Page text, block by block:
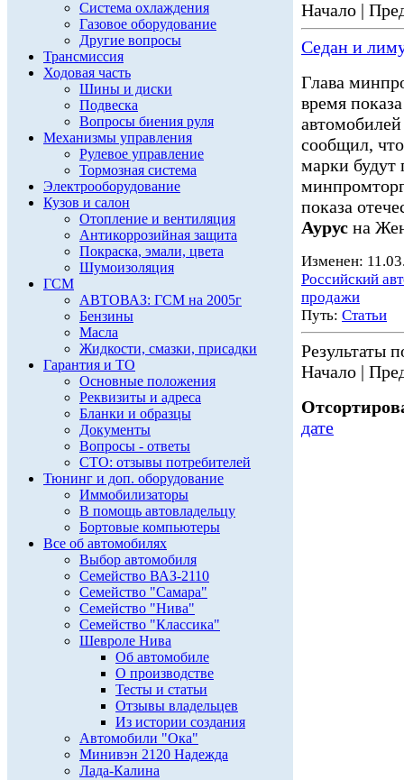
Система охлаждения
Газовое оборудование
Другие вопросы
Трансмиссия
Ходовая часть
Шины и диски
Подвеска
Вопросы биения руля
Механизмы управления
Рулевое управление
Тормозная система
Электрооборудование
Кузов и салон
Отопление и вентиляция
Антикоррозийная защита
Покраска, эмали, цвета
Шумоизоляция
ГСМ
АВТОВАЗ: ГСМ на 2005г
Бензины
Масла
Жидкости, смазки, присадки
Гарантия и ТО
Основные положения
Реквизиты и адреса
Бланки и образцы
Документы
Вопросы - ответы
СТО: отзывы потребителей
Тюнинг и доп. оборудование
Иммобилизаторы
В помощь автовладельцу
Бортовые компьютеры
Все об автомобилях
Выбор автомобиля
Семейство ВАЗ-2110
Семейство "Самара"
Семейство "Нива"
Семейство "Классика"
Шевроле Нива
Об автомобиле
О производстве
Тесты и статьи
Отзывы владельцев
Из истории создания
Автомобили "Ока"
Минивэн 2120 Надежда
Лада-Калина
Начало |
Седан и
Глава
время
сообщил,
марки будут
показа
Аурус на
Изменен:
Российский
продажи
Путь: Статьи
Результаты
Начало |
дате